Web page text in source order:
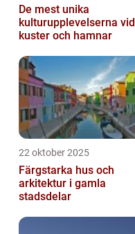
De mest unika
kulturupplevelserna vid
kuster och hamnar
22 oktober 2025
Färgstarka hus och
arkitektur i gamla
stadsdelar